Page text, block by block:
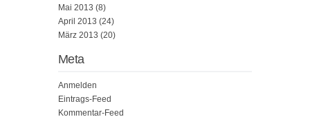
Mai 2013 (8)
April 2013 (24)
März 2013 (20)
Meta
Anmelden
Eintrags-Feed
Kommentar-Feed